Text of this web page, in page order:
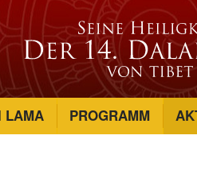
LAMA PROGRAMM